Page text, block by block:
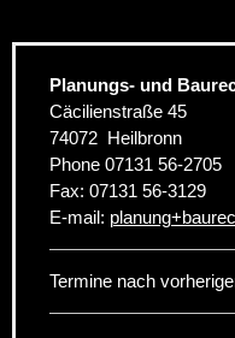
Planungs- und
Cäcilienstraße 45
74072 Heilbronn
Phone 07131 56-2705
Fax: 07131 56-3129
E-mail:
Termine nach